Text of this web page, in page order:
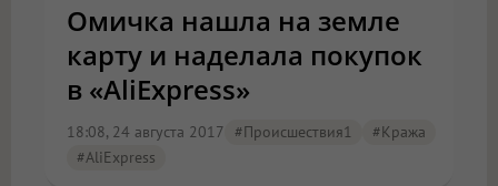
Омичка нашла на земле
карту и наделала покупок
в «AliExpress»
18:08, 24 августа 2017 #Происшествия1
#кража
#AliExpress